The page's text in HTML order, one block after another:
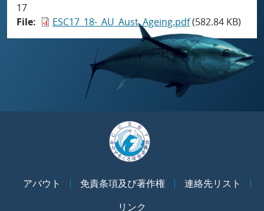
17
File
ESC17_18-_AU_Aust_Ageing.pdf(582.84 KB)
アバウト 免責条項及び著作権
連絡先リスト
リンク